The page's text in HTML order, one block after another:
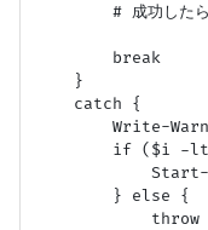
# 成功したら
        break
    }
    catch {
Write-
if ($i -
        } else {
throw